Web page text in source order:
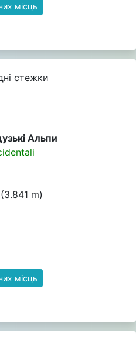
місць
стежки
Альпи
m)
місць